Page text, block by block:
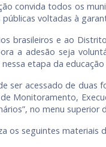
convida todos os
voltadas à
brasileiros e ao
a adesão seja
etapa da educação
ser acessado de duas
Monitoramento,
no menu superior
os seguintes materiais